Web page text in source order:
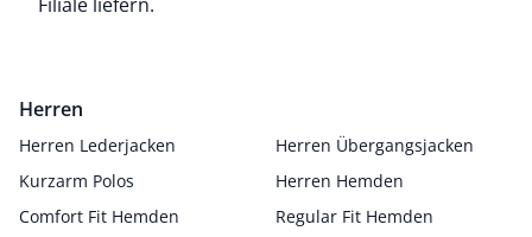
Herren
Herren Lederjacken
Herren Übergangsjacken
Kurzarm Polos
Herren Hemden
Comfort Fit Hemden
Regular Fit Hemden